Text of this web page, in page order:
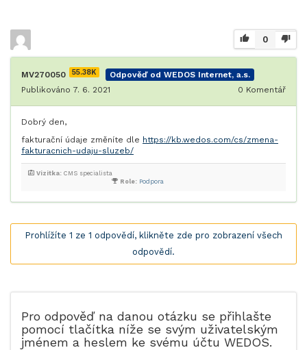
0
MV270050 55.38K
Odpověď od WEDOS Internet, a.s.
Publikováno 7. 6. 2021
0 Komentář
Dobrý den,
fakturační údaje změníte dle https://kb.wedos.com/cs/zmena-
fakturacnich-udaju-sluzeb/
Role: Podpora
Vizitka: CMS specialista
Prohlížíte 1 ze 1 odpovědí, klikněte zde pro zobrazení všech
odpovědí.
Pro odpověď na danou otázku se přihlašte
pomocí tlačítka níže se svým uživatelským
jménem a heslem ke svému účtu WEDOS.